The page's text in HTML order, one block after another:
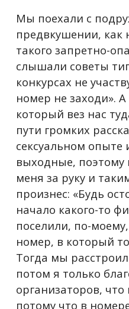
Мы поехали с
предвкушении, как
такого запретно-
слышали советы
конкурсах не
номер не заходи».
который вез нас
пути громких
сексуальном опыте
выходные, поэтому
меня за руку и
произнес: «Будь
начало какого-то
поселили, по-
номер, в который
Тогда мы
потом я только
организаторов,
потому что в